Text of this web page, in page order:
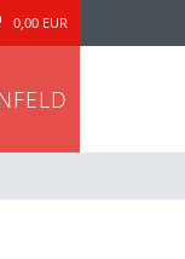
0,00 EUR